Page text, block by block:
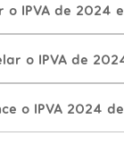
o IPVA de 2024
o IPVA de
o IPVA 2024